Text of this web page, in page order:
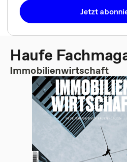
Jetzt
Haufe
Immobilienwirtschaft